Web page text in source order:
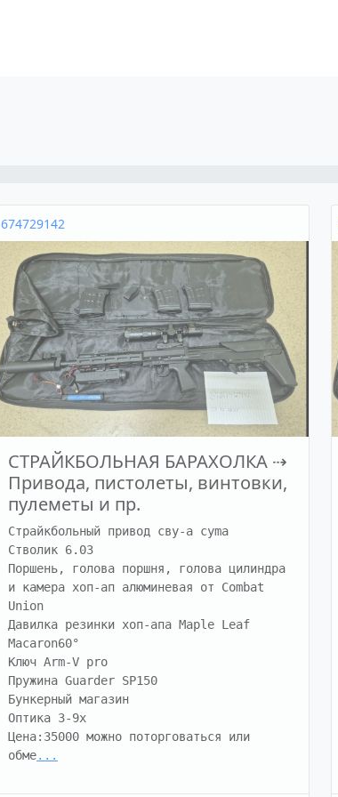
674729142
СТРАЙКБОЛЬНАЯ БАРАХОЛКА ⇢
Привода, пистолеты, винтовки,
пулеметы и пр.
Страйкбольный привод сву-а cyma
Стволик 6.03
Поршень, голова поршня, голова цилиндра
и камера хоп-ап алюминевая от Combat
Union
Давилка резинки хоп-апа Maple Leaf
Macaron60°
Ключ Arm-V pro
Пружина Guarder SP150
Бункерный магазин
Оптика 3-9x
Цена:35000 можно поторговаться или
обме...